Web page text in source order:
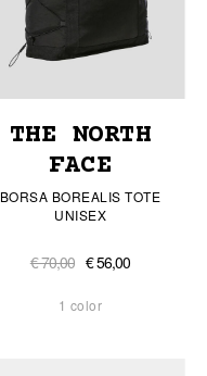
THE NORTH
FACE
BORSA BOREALIS TOTE
UNISEX
€ 70,00 € 56,00
1 color